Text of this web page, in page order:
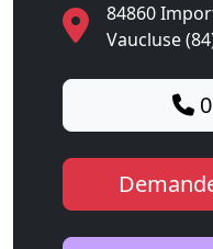
84860
Vaucluse